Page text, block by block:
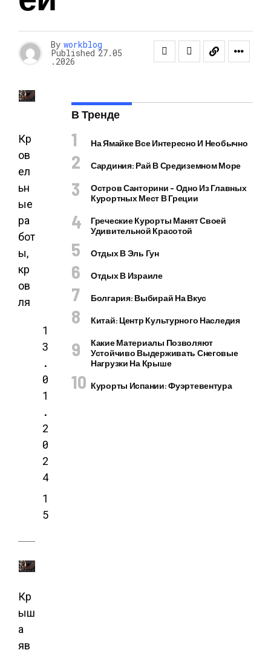
By workblog
Published 27.05
.2026
Кр
ов
ел
ьн
ые
ра
бот
ы,
кр
ов
ля
1
3
.
0
1
.
2
0
2
4
1
5
Кр
ыш
а
яв
В Тренде
На Ямайке Все Интересно И Необычно
Сардиния: Рай В Средиземном Море
Остров Санторини – Одно Из Главных
Курортных Мест В Греции
Греческие Курорты Манят Своей
Удивительной Красотой
Отдых В Эль Гун
Отдых В Израиле
Болгария: Выбирай На Вкус
Китай: Центр Культурного Наследия
Какие Материалы Позволяют
Устойчиво Выдерживать Снеговые
Нагрузки На Крыше
Курорты Испании: Фуэртевентура